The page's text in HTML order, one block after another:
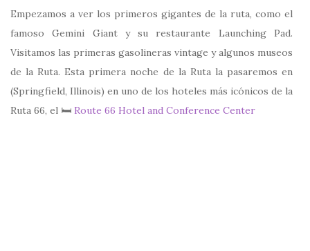
Empezamos a ver los primeros gigantes de la ruta, como el
famoso Gemini Giant y su restaurante Launching Pad.
Visitamos las primeras gasolineras vintage y algunos museos
de la Ruta. Esta primera noche de la Ruta la pasaremos en
(Springfield, Illinois) en uno de los hoteles más icónicos de la
Ruta 66, el 🛏 Route 66 Hotel and Conference Center